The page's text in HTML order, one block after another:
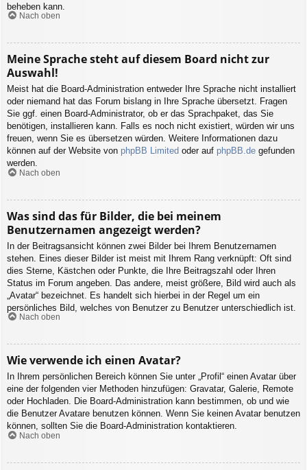
beheben kann.
Nach oben
Meine Sprache steht auf diesem Board nicht zur
Auswahl!
Meist hat die Board-Administration entweder Ihre Sprache nicht installiert
oder niemand hat das Forum bislang in Ihre Sprache übersetzt. Fragen
Sie ggf. einen Board-Administrator, ob er das Sprachpaket, das Sie
benötigen, installieren kann. Falls es noch nicht existiert, würden wir uns
freuen, wenn Sie es übersetzen würden. Weitere Informationen dazu
können auf der Website von phpBB Limited oder auf phpBB.de gefunden
werden.
Nach oben
Was sind das für Bilder, die bei meinem
Benutzernamen angezeigt werden?
In der Beitragsansicht können zwei Bilder bei Ihrem Benutzernamen
stehen. Eines dieser Bilder ist meist mit Ihrem Rang verknüpft: Oft sind
dies Sterne, Kästchen oder Punkte, die Ihre Beitragszahl oder Ihren
Status im Forum angeben. Das andere, meist größere, Bild wird auch als
„Avatar“ bezeichnet. Es handelt sich hierbei in der Regel um ein
persönliches Bild, welches von Benutzer zu Benutzer unterschiedlich ist.
Nach oben
Wie verwende ich einen Avatar?
In Ihrem persönlichen Bereich können Sie unter „Profil“ einen Avatar über
eine der folgenden vier Methoden hinzufügen: Gravatar, Galerie, Remote
oder Hochladen. Die Board-Administration kann bestimmen, ob und wie
die Benutzer Avatare benutzen können. Wenn Sie keinen Avatar benutzen
können, sollten Sie die Board-Administration kontaktieren.
Nach oben